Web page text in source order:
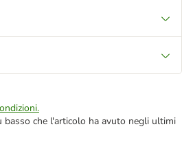
basso che l'articolo ha avuto negli ultimi